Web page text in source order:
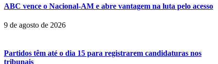
ABC vence o Nacional-AM e abre vantagem na luta pelo acesso
9 de agosto de 2026
Partidos têm até o dia 15 para registrarem candidaturas nos
tribunais